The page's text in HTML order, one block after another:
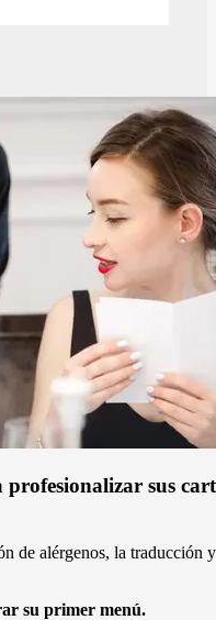
sus
de alérgenos, la traducción
su primer menú.